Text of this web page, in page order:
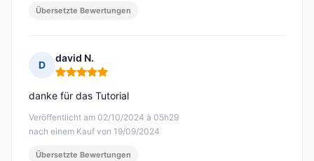
Übersetzte Bewertungen
D
david N.
Hinweis: 5 von 5
Veröffentlicht am 02/10/2024 à 05h29
nach einem Kauf von 19/09/2024
danke für das Tutorial
Übersetzte Bewertungen